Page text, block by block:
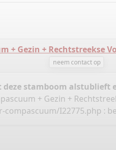
+ Gezin + Rechtstreekse
neem contact op
stamboom alstublieft
+ Gezin +
I22775.php :